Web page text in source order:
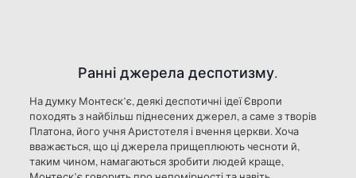
Ранні джерела деспотизму.
На думку Монтеск’є, деякі деспотичні ідеї Європи
походять з найбільш піднесених джерел, а саме з творів
Платона, його учня Аристотеля і вчення церкви. Хоча
вважається, що ці джерела прищеплюють чесноти й,
таким чином, намагаються зробити людей краще,